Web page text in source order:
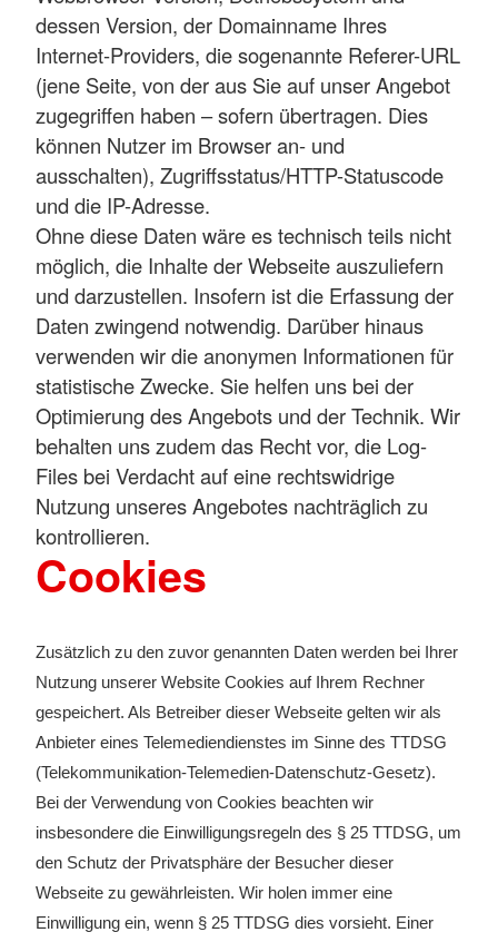
dessen Version, der Domainname Ihres
Internet-Providers, die sogenannte Referer-URL
(jene Seite, von der aus Sie auf unser Angebot
zugegriffen haben – sofern übertragen. Dies
können Nutzer im Browser an- und
ausschalten), Zugriffsstatus/HTTP-Statuscode
und die IP-Adresse.
Ohne diese Daten wäre es technisch teils nicht
möglich, die Inhalte der Webseite auszuliefern
und darzustellen. Insofern ist die Erfassung der
Daten zwingend notwendig. Darüber hinaus
verwenden wir die anonymen Informationen für
statistische Zwecke. Sie helfen uns bei der
Optimierung des Angebots und der Technik. Wir
behalten uns zudem das Recht vor, die Log-
Files bei Verdacht auf eine rechtswidrige
Nutzung unseres Angebotes nachträglich zu
kontrollieren.
Cookies
Zusätzlich zu den zuvor genannten Daten werden bei Ihrer
Nutzung unserer Website Cookies auf Ihrem Rechner
gespeichert. Als Betreiber dieser Webseite gelten wir als
Anbieter eines Telemediendienstes im Sinne des TTDSG
(Telekommunikation-Telemedien-Datenschutz-Gesetz).
Bei der Verwendung von Cookies beachten wir
insbesondere die Einwilligungsregeln des § 25 TTDSG, um
den Schutz der Privatsphäre der Besucher dieser
Webseite zu gewährleisten. Wir holen immer eine
Einwilligung ein, wenn § 25 TTDSG dies vorsieht. Einer